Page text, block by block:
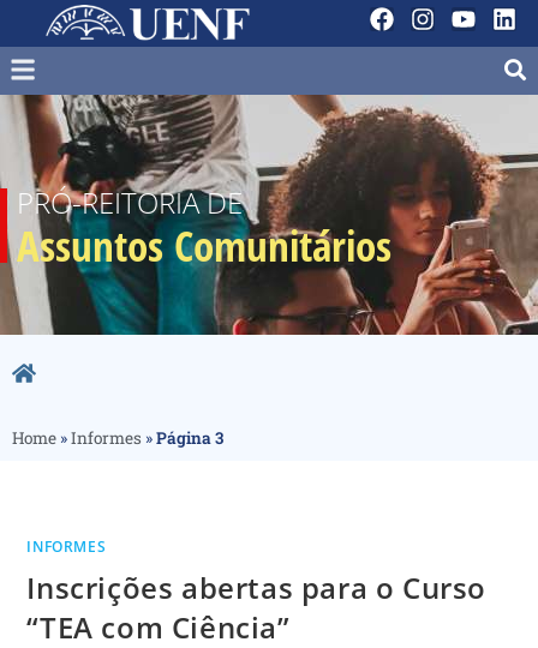
PRÓ-REITORIA DE
Assuntos Comunitários
Home »Informes »Página 3
INFORMES
Inscrições abertas para o Curso
“TEA com Ciência”